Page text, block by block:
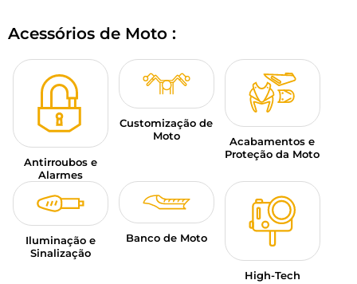
Acessórios de Moto :
Antirroubos e
Alarmes
Customização de
Moto
Acabamentos e
Proteção da Moto
Iluminação e
Sinalização
Banco de Moto
High-Tech